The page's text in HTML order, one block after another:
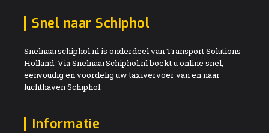
Snel naar Schiphol
Snelnaarschiphol.nl is onderdeel van Transport Solutions
Holland. Via SnelnaarSchiphol.nl boekt u online snel,
eenvoudig en voordelig uw taxivervoer van en naar
luchthaven Schiphol.
Informatie